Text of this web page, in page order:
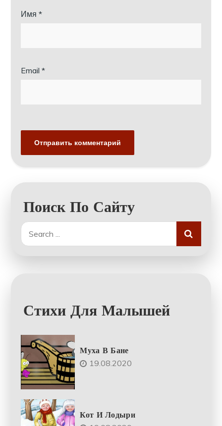
Имя*
Email*
Поиск По Сайту
Search
for:
Стихи Для Малышей
Муха В Бане
19.08.2020
Кот И Лодыри